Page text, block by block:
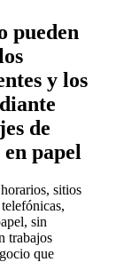
pueden
y los
de
papel
sitios
sin
trabajos
que